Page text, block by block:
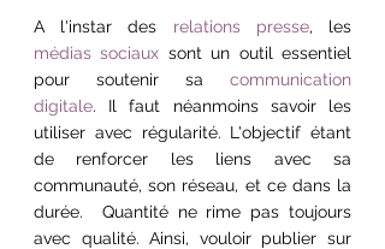
A l'instar des relations presse
médias sociaux sont un outil essentiel
pour soutenir sa communication
digitale. Il faut néanmoins savoir les
utiliser avec régularité. L'objectif étant
de renforcer les liens avec sa
communauté, son réseau, et ce dans la
durée.  Quantité ne rime pas toujours
avec qualité. Ainsi, vouloir publier sur